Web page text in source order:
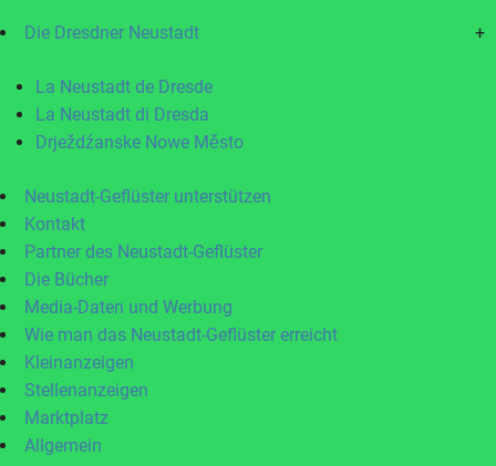
Die Dresdner Neustadt +
La Neustadt de Dresde
La Neustadt di Dresda
Drježdźanske Nowe Město
Neustadt-Geflüster unterstützen
Kontakt
Partner des Neustadt-Geflüster
Die Bücher
Media-Daten und Werbung
Wie man das Neustadt-Geflüster erreicht
Kleinanzeigen
Stellenanzeigen
Marktplatz
Allgemein